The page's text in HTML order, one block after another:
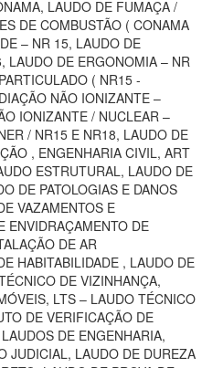
LAUDO DE FUMAÇA /
DE COMBUSTÃO ( CONAMA
– NR 15, LAUDO DE
LAUDO DE ERGONOMIA – NR
( NR15 -
NÃO IONIZANTE –
IONIZANTE / NUCLEAR –
/ NR15 E NR18, LAUDO DE
, ENGENHARIA CIVIL, ART
ESTRUTURAL, LAUDO DE
DE PATOLOGIAS E DANOS
VAZAMENTOS E
ENVIDRAÇAMENTO DE
DE AR
HABITABILIDADE , LAUDO DE
DE VIZINHANÇA,
LTS – LAUDO TÉCNICO
DE VERIFICAÇÃO DE
DE ENGENHARIA,
JUDICIAL, LAUDO DE DUREZA